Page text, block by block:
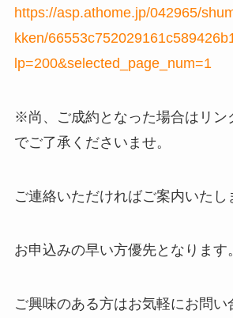
https://asp.athome.jp/042965/
kken/
lp=200&selected_page_num=1
※尚、ご成約となった場合はリン
でご了承くださいませ。
ご連絡いただければご案内いたし
お申込みの早い方優先となります。
ご興味のある方はお気軽にお問い